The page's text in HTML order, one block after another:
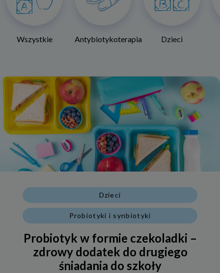
Wszystkie Antybiotykoterapia Dzieci
Dzieci
Probiotyki i synbiotyki
Probiotyk w formie czekoladki –
zdrowy dodatek do drugiego
śniadania do szkoły